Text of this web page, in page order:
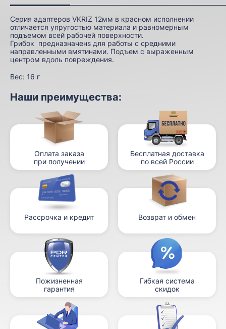
Серия адаптеров VKRIZ 12мм в красном исполнении
отличается упругостью материала и равномерным
подъемом всей рабочей поверхности.
Грибок предназначенs для работы с средними
направленными вмятинами. Подъем с выраженным
центром вдоль повреждения.
Вес: 16 г
Наши преимущества:
Оплата заказа
при получении
Бесплатная доставка
по всей России
Рассрочка и кредит Возврат и обмен
Пожизненная
гарантия
Гибкая система
скидок